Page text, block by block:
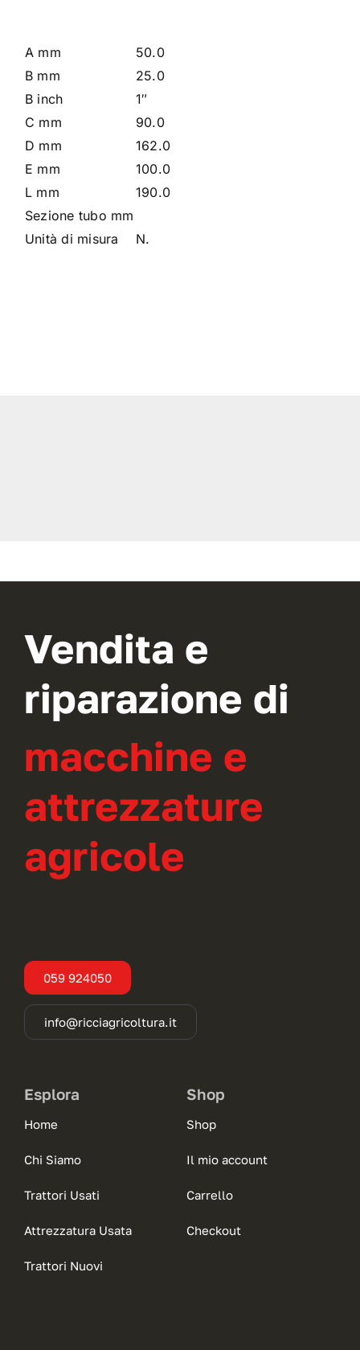
A mm
50.0
B mm
25.0
B inch
1″
C mm
90.0
D mm
162.0
E mm
100.0
L mm
190.0
Sezione tubo mm
Unità di misura
N.
Vendita e
riparazione di
macchine e
attrezzature
agricole
059 924050
info@ricciagricoltura.it
Esplora
Home
Chi Siamo
Trattori Usati
Attrezzatura Usata
Trattori Nuovi
Shop
Shop
Il mio account
Carrello
Checkout